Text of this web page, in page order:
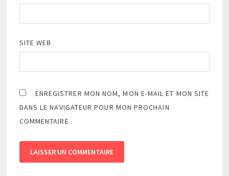
SITE WEB
ENREGISTRER MON NOM, MON E-MAIL ET MON SITE
DANS LE NAVIGATEUR POUR MON PROCHAIN
COMMENTAIRE.